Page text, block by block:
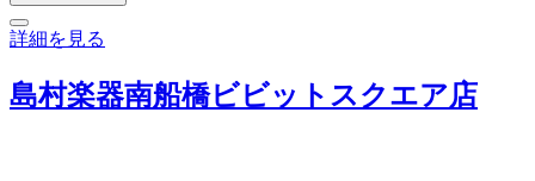
詳細を見る
島村楽器南船橋ビビットスクエア店